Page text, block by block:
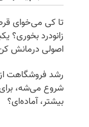
تا کی می‌خوای
زانودرد بخوری؟
اصولی درمانش
رشد فروشگاهت از
شروع می‌شه،
بیشتر، آماده‌ای؟